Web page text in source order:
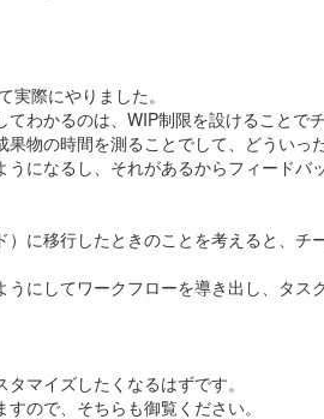
際にやりました。
わかるのは、WIP制限を設けることで
物の時間を測ることでして、どうい
になるし、それがあるからフィードバ
に移行したときのことを考えると、
にしてワークフローを導き出し、タ
マイズしたくなるはずです。
すので、そちらも御覧ください。